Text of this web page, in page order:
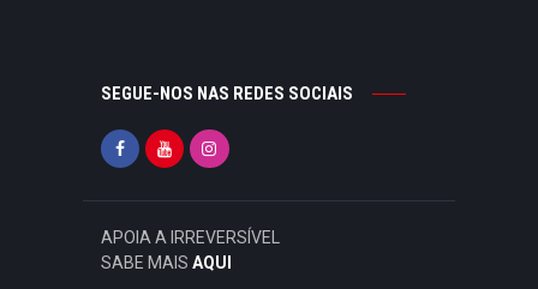
SEGUE-NOS NAS REDES SOCIAIS
APOIA A IRREVERSÍVEL
SABE MAIS AQUI